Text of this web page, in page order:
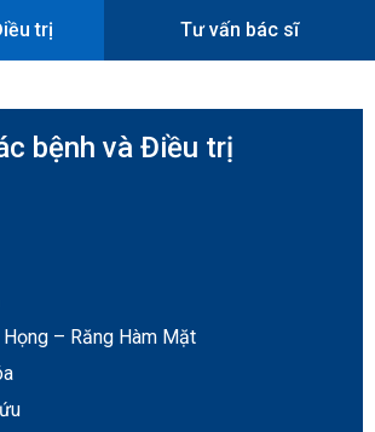
trị Tư vấn bác sĩ
bệnh và Điều trị
– Răng Hàm Mặt